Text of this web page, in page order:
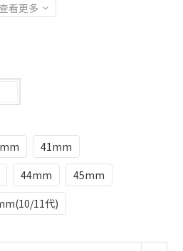
查看更多
41mm
44mm
45mm
11代)